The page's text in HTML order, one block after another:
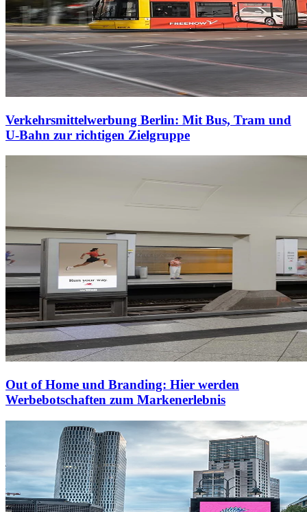
Verkehrsmittelwerbung Berlin: Mit Bus, Tram und
U-Bahn zur richtigen Zielgruppe
Out of Home und Branding: Hier werden
Werbebotschaften zum Markenerlebnis